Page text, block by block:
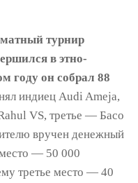
турнир
в этно-
году он собрал 88
индиец Audi Ameja,
VS, третье — Басо
вручен денежный
— 50 000
третье место — 40